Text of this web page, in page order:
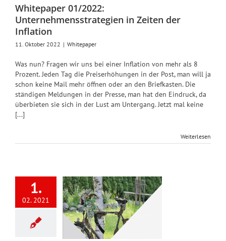
Whitepaper 01/2022:
Unternehmensstrategien in Zeiten der
Inflation
11. Oktober 2022 | Whitepaper
Was nun? Fragen wir uns bei einer Inflation von mehr als 8
Prozent. Jeden Tag die Preiserhöhungen in der Post, man will ja
schon keine Mail mehr öffnen oder an den Briefkasten. Die
ständigen Meldungen in der Presse, man hat den Eindruck, da
überbieten sie sich in der Lust am Untergang. Jetzt mal keine
[...]
Weiterlesen
1.
02. 2021
2021:
–
Ideen –